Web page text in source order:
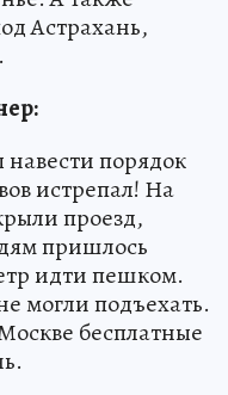
Астрахань,
порядок
истрепал! На
проезд,
пришлось
идти пешком.
могли подъехать.
бесплатные